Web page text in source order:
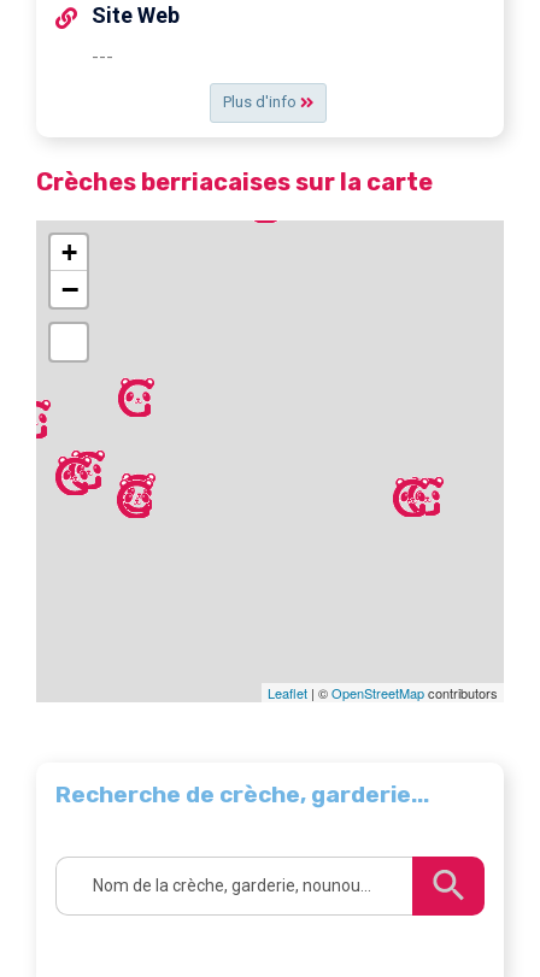
Plus d'info
Site Web
---
Crèches berriacaises sur la carte
+
−
Leaflet | ©OpenStreetMapcontributors
Recherche de crèche, garderie...